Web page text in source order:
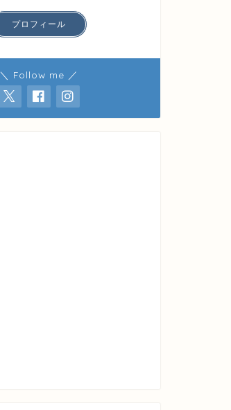
プロフィール
＼ Follow me ／